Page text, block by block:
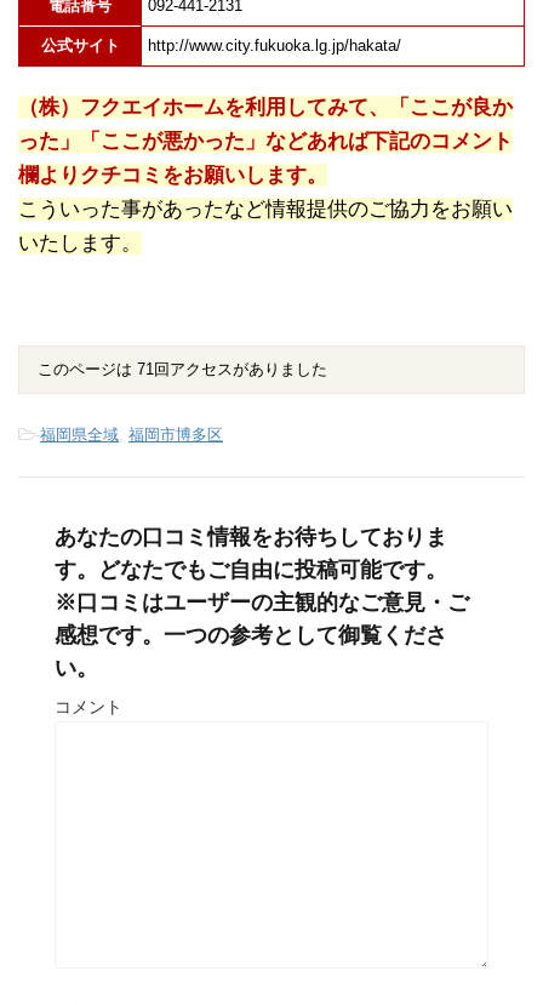
電話番号 092-441-2131
公式サイト http://www.city.fukuoka.lg.jp/hakata/
（株）フクエイホームを利用してみて、「ここが良か
った」「ここが悪かった」などあれば下記のコメント
欄よりクチコミをお願いします。
こういった事があったなど情報提供のご協力をお願い
いたします。
このページは 71回アクセスがありました
-福岡県全域, 福岡市博多区
あなたの口コミ情報をお待ちしておりま
す。どなたでもご自由に投稿可能です。
※口コミはユーザーの主観的なご意見・ご
感想です。一つの参考として御覧くださ
い。
コメント